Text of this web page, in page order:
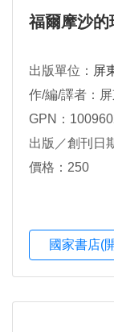
福爾摩沙
出版單位： 屏
作/編/譯者：
GPN：
出版／創刊日
價格：250
國家書店(